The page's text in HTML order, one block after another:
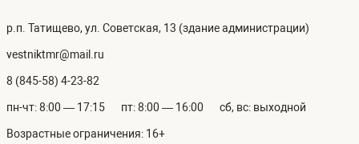
р.п. Татищево, ул. Советская, 13 (здание администрации)
vestniktmr@mail.ru
8 (845-58) 4-23-82
пн-чт: 8:00 — 17:15 пт: 8:00 — 16:00 сб, вс: выходной
Возрастные ограничения: 16+